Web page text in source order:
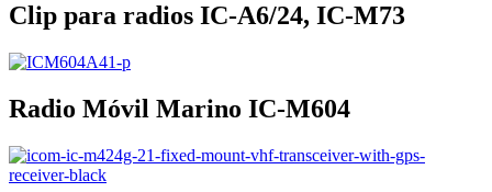
Clip para radios IC-A6/24, IC-M73
Radio Móvil Marino IC-M604